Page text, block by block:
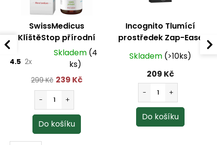
SwissMedicus
KlíštěStop přírodní
repelent 100 ml
4.5 2x
Skladem (4
ks)
299 Kč 239 Kč
Incognito Tlumící
prostředek Zap-Ease
Skladem (>10ks)
209 Kč